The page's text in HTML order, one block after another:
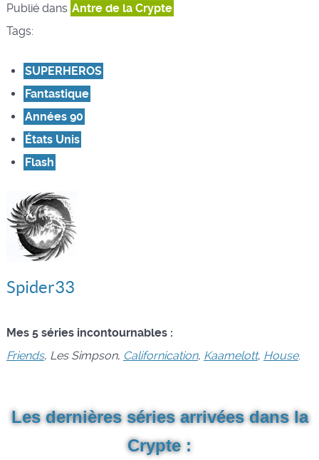
Publié dans Antre de la Crypte
Tags:
SUPERHEROS
Fantastique
Années 90
États Unis
Flash
Spider33
Mes 5 séries incontournables :
Friends, Les Simpson, Californication, Kaamelott, House.
Les dernières séries arrivées dans la
Crypte :